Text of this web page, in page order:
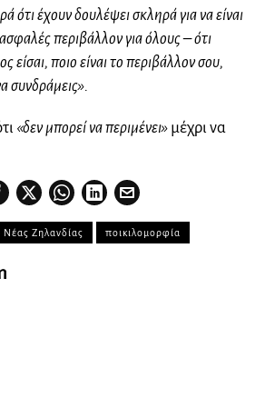
ότι έχουν δουλέψει σκληρά για να είναι
περιβάλλον για όλους – ότι
είσαι, ποιο είναι το περιβάλλον σου,
συνδράμεις».
«δεν μπορεί να περιμένει» μέχρι να
Νέας Ζηλανδίας ποικιλομορφία